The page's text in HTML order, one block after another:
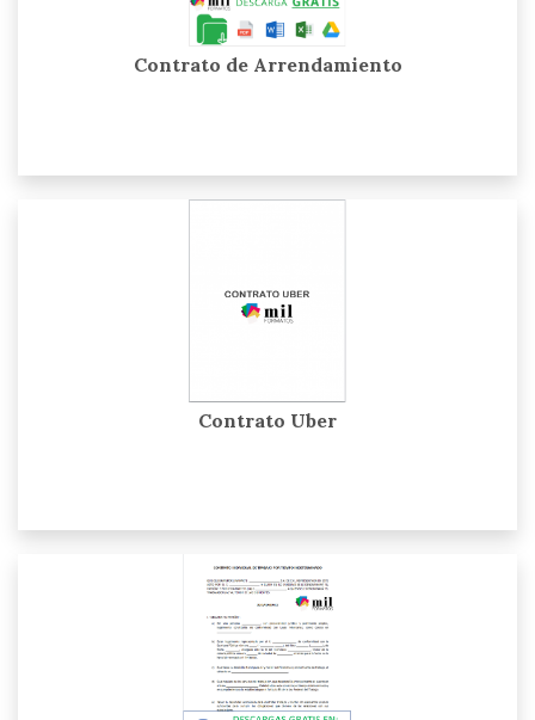
Contrato de Arrendamiento
Contrato Uber